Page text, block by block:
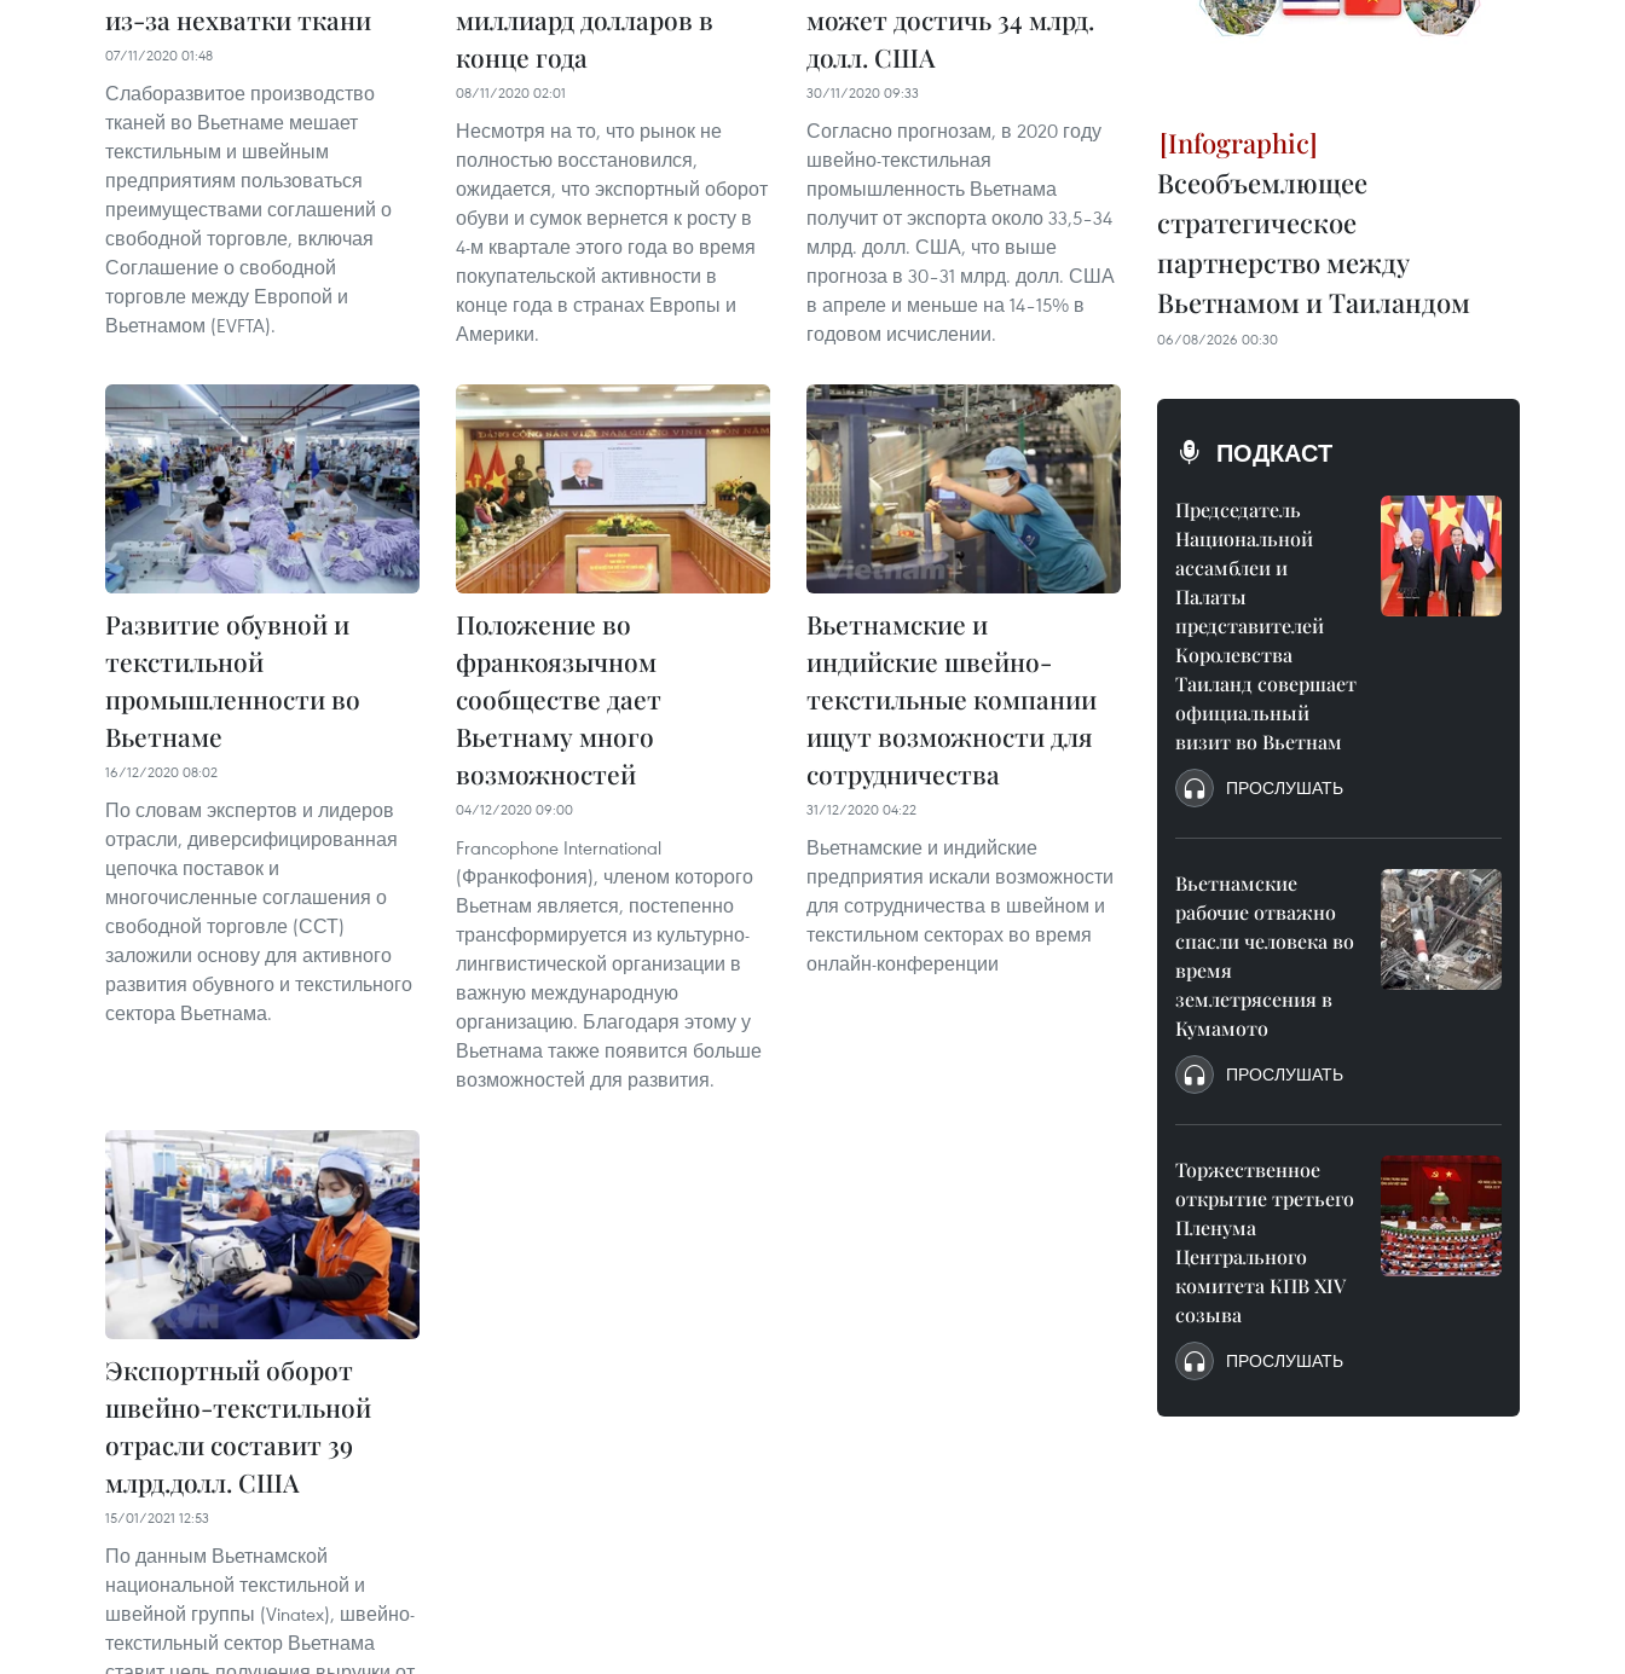
из-за нехватки ткани
07/11/2020 01:48
Слаборазвитое производство
тканей во Вьетнаме мешает
текстильным и швейным
предприятиям пользоваться
преимуществами соглашений о
свободной торговле, включая
Соглашение о свободной
торговле между Европой и
Вьетнамом (EVFTA).
миллиард долларов в
конце года
08/11/2020 02:01
Несмотря на то, что рынок не
полностью восстановился,
ожидается, что экспортный оборот
обуви и сумок вернется к росту в
4-м квартале этого года во время
покупательской активности в
конце года в странах Европы и
Америки.
может достичь 34 млрд.
долл. США
30/11/2020 09:33
Согласно прогнозам, в 2020 году
швейно-текстильная
промышленность Вьетнама
получит от экспорта около 33,5–34
млрд. долл. США, что выше
прогноза в 30–31 млрд. долл. США
в апреле и меньше на 14–15% в
годовом исчислении.
Развитие обувной и
текстильной
промышленности во
Вьетнаме
16/12/2020 08:02
По словам экспертов и лидеров
отрасли, диверсифицированная
цепочка поставок и
многочисленные соглашения о
свободной торговле (ССТ)
заложили основу для активного
развития обувного и текстильного
сектора Вьетнама.
Положение во
франкоязычном
сообществе дает
Вьетнаму много
возможностей
04/12/2020 09:00
Francophone International
(Франкофония), членом которого
Вьетнам является, постепенно
трансформируется из культурно-
лингвистической организации в
важную международную
организацию. Благодаря этому у
Вьетнама также появится больше
возможностей для развития.
Вьетнамские и
индийские швейно-
текстильные компании
ищут возможности для
сотрудничества
31/12/2020 04:22
Вьетнамские и индийские
предприятия искали возможности
для сотрудничества в швейном и
текстильном секторах во время
онлайн-конференции
Экспортный оборот
швейно-текстильной
отрасли составит 39
млрд.долл. США
15/01/2021 12:53
По данным Вьетнамской
национальной текстильной и
швейной группы (Vinatex), швейно-
текстильный сектор Вьетнама
Всеобъемлющее
стратегическое
партнерство между
Вьетнамом и Таиландом
06/08/2026 00:30
ПОДКАСТ
Председатель
Национальной
ассамблеи и
Палаты
представителей
Королевства
Таиланд совершает
официальный
визит во Вьетнам
ПРОСЛУШАТЬ
Вьетнамские
рабочие отважно
спасли человека во
время
землетрясения в
Кумамото
ПРОСЛУШАТЬ
Торжественное
открытие третьего
Пленума
Центрального
комитета КПВ XIV
созыва
ПРОСЛУШАТЬ